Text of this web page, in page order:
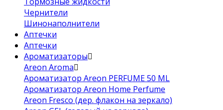
Чернители
Шинонаполнители
Аптечки
Аптечки
Ароматизаторы
Areon Aroma
Ароматизатор Areon PERFUME 50 ML
Ароматизатор Areon Home Perfume
Areon Fresco (дер. флакон на зеркало)